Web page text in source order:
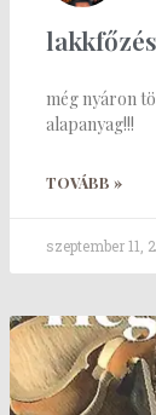
lakkfőzés
még nyáron
alapanyag!!!
TOVÁBB »
szeptember 11,